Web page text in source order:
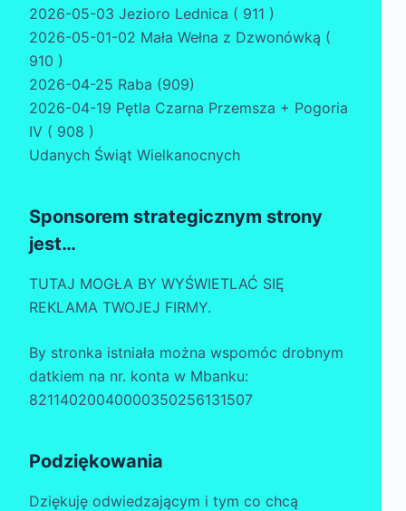
2026-05-03 Jezioro Lednica ( 911 )
2026-05-01-02 Mała Wełna z Dzwonówką (
910 )
2026-04-25 Raba (909)
2026-04-19 Pętla Czarna Przemsza + Pogoria
IV ( 908 )
Udanych Świąt Wielkanocnych
Sponsorem strategicznym strony
jest…
TUTAJ MOGŁA BY WYŚWIETLAĆ SIĘ
REKLAMA TWOJEJ FIRMY.
By stronka istniała można wspomóc drobnym
datkiem na nr. konta w Mbanku:
82114020040000350256131507
Podziękowania
Dziękuję odwiedzającym i tym co chcą